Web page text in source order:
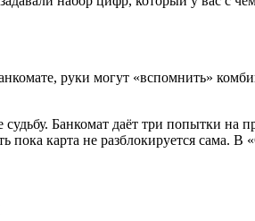
руки могут «вспомнить»
Банкомат даёт три попытки на
пока карта не разблокируется сама. В